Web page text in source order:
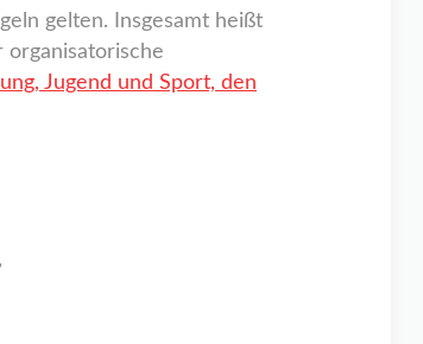
gelten. Insgesamt heißt
Jugend und Sport, den